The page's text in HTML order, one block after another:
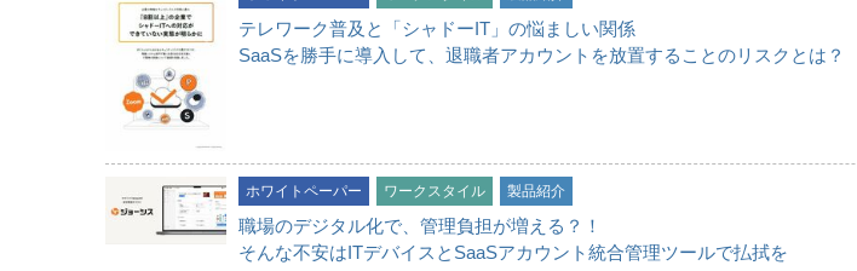
テレワーク普及と「シャドーIT」の悩ましい関係
SaaSを勝手に導入して、退職者アカウントを放置することのリスクとは？
ホワイトペーパー ワークスタイル 製品紹介
職場のデジタル化で、管理負担が増える？！
そんな不安はITデバイスとSaaSアカウント統合管理ツールで払拭を